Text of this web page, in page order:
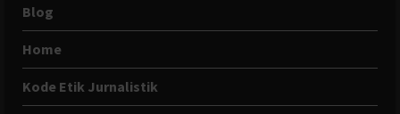
Blog
Home
Kode Etik Jurnalistik